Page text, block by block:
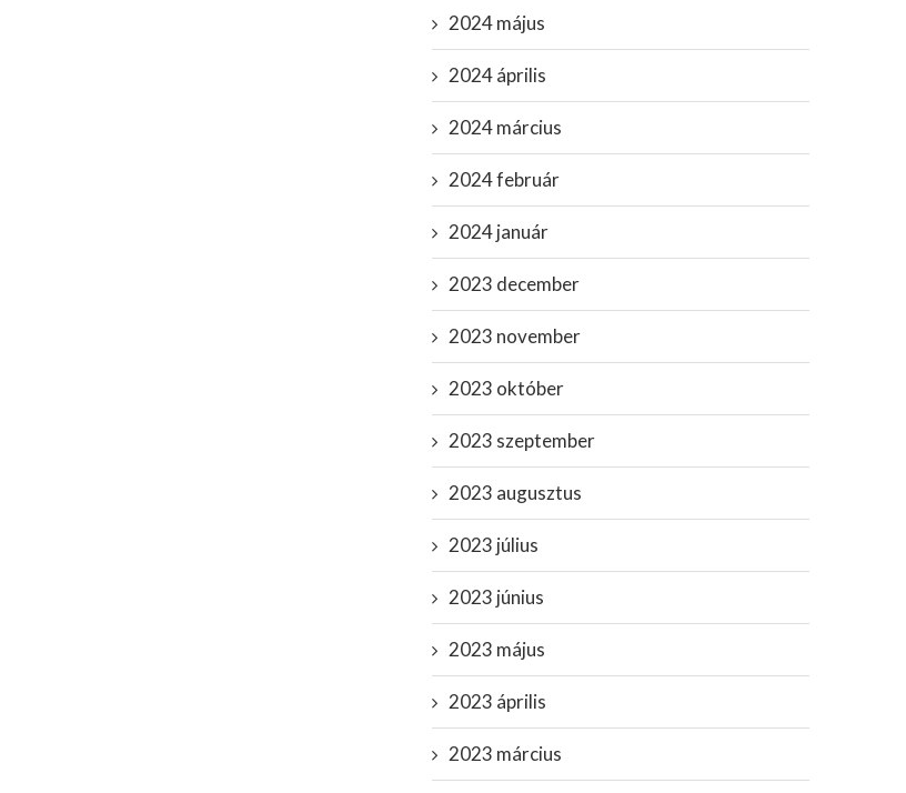
2024 május
2024 április
2024 március
2024 február
2024 január
2023 december
2023 november
2023 október
2023 szeptember
2023 augusztus
2023 július
2023 június
2023 május
2023 április
2023 március